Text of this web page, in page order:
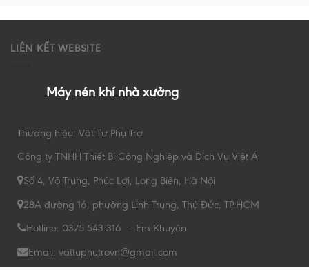
LIÊN KẾT WEBSITE
Máy nén khí nhà xưởng
Thương hiệu: Vật Tư Phụ Trợ
Công ty TNHH Thiết Bị Công Nghiệp và Dịch Vụ Việt Á
Số 4, Võ Trung, Phúc Lợi, Long Biên, Hà Nội
28A đường 16, phường Linh Trung, Thủ Đức, TP.HCM
Hotline: 0375 543 316 – Em Khuyên
Email: vattuphutrovn@gmail.com